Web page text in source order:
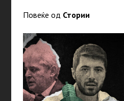
Повеќе од Стории